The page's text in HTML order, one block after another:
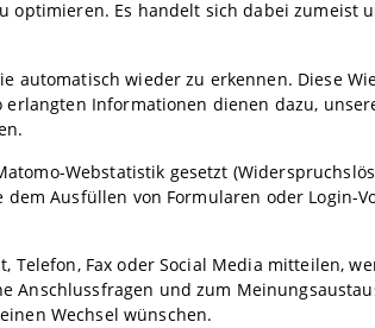
Es handelt sich dabei zumeist
automatisch wieder zu erkennen. Diese
Informationen dienen dazu,
Webstatistik gesetzt
Ausfüllen von Formularen oder Login-
Telefon, Fax oder Social Media mitteilen,
Anschlussfragen und zum
Wechsel wünschen.